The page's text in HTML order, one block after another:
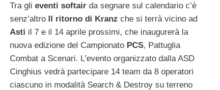
Tra gli eventi softair da segnare sul calendario c’è
senz’altro Il ritorno di Kranz che si terrà vicino ad
Asti il 7 e il 14 aprile prossimi, che inaugurerà la
nuova edizione del Campionato PCS, Pattuglia
Combat a Scenari. L’evento organizzato dalla ASD
Cinghius vedrà partecipare 14 team da 8 operatori
ciascuno in modalità Search & Destroy su terreno